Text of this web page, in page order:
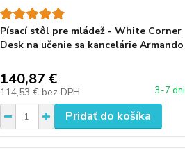
Písací stôl pre mládež - White Corner
Desk na učenie sa kancelárie Armando
140,87 €
114,53 € bez DPH 3-7 dni
Pridať do košíka